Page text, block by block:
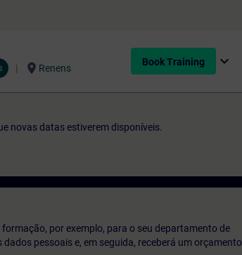
location_on Renens
Book Training expand_more
novas datas estiverem disponíveis.
por exemplo, para o seu departamento de
pessoais e, em seguida, receberá um orçamento